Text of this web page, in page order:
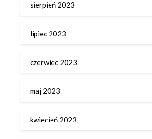
sierpień 2023
lipiec 2023
czerwiec 2023
maj 2023
kwiecień 2023